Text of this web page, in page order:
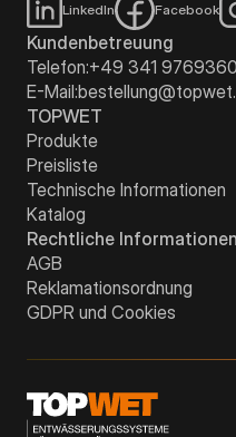
LinkedIn Facebook
Kundenbetreuung
Telefon:+49 341
E-Mail:
TOPWET
Produkte
Preisliste
Technische Informationen
Katalog
Rechtliche Informationen
AGB
Reklamationsordnung
GDPR und Cookies